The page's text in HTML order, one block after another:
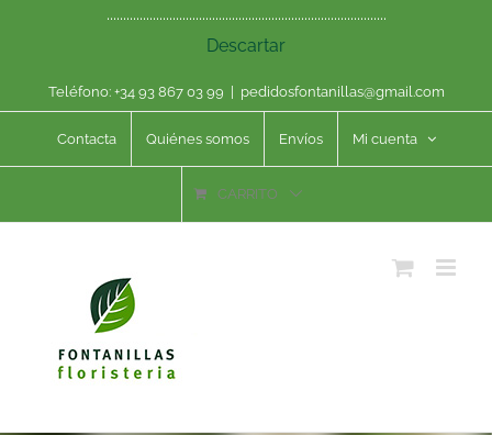
.....................................................................................
Descartar
Teléfono: +34 93 867 03 99 pedidosfontanillas@gmail.com
Contacta Quiénes somos Envíos Mi cuenta
CARRITO